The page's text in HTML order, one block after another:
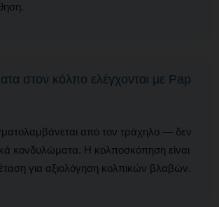
στον κόλπο ελέγχονται με Pap
από τον τράχηλο — δεν
κονδυλώματα. Η κολποσκόπηση είναι
για αξιολόγηση κολπικών βλαβών.